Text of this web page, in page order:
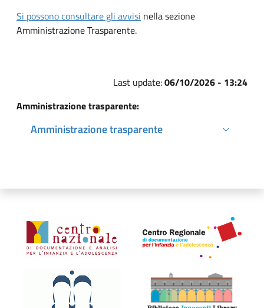
Si possono consultare gli avvisi nella sezione
Amministrazione Trasparente.
Last update:06/10/2026 - 13:24
Amministrazione trasparente:
Amministrazione trasparente
Organismi collegati